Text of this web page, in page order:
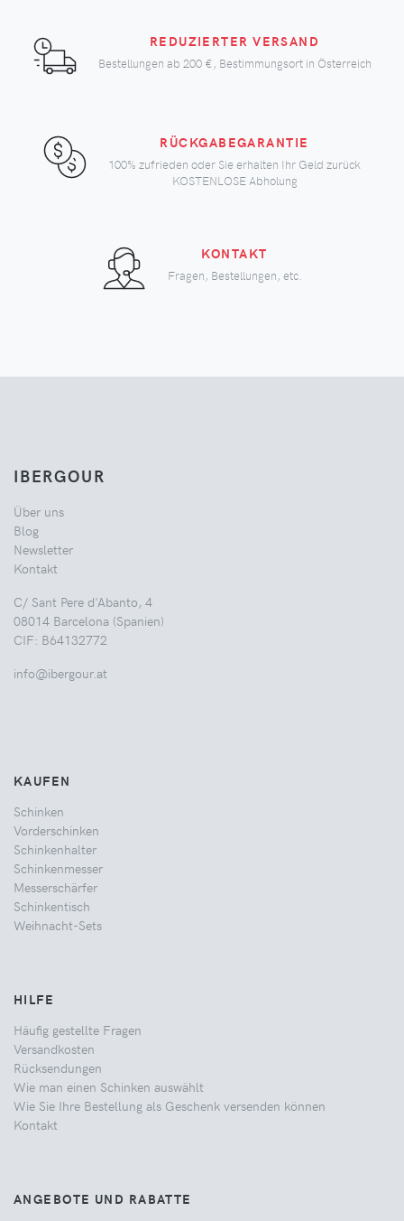
REDUZIERTER VERSAND
Bestellungen ab 200 €, Bestimmungsort in Österreich
RÜCKGABEGARANTIE
100% zufrieden oder Sie erhalten Ihr Geld zurück
KOSTENLOSE Abholung
KONTAKT
Fragen, Bestellungen, etc.
IBERGOUR
Über uns
Blog
Newsletter
Kontakt
C/ Sant Pere d'Abanto, 4
08014 Barcelona (Spanien)
CIF: B64132772
info@ibergour.at
KAUFEN
Schinken
Vorderschinken
Schinkenhalter
Schinkenmesser
Messerschärfer
Schinkentisch
Weihnacht-Sets
HILFE
Häufig gestellte Fragen
Versandkosten
Rücksendungen
Wie man einen Schinken auswählt
Wie Sie Ihre Bestellung als Geschenk versenden können
Kontakt
ANGEBOTE UND RABATTE